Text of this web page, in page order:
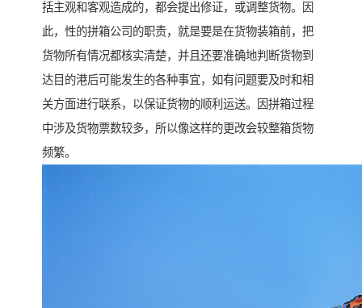
括主观和客观造成的，都会提出修证，或调整货物。因
此，性的拼箱公司的职责，就是要是在货物装箱前，把
货物所有情况都核实清楚，并且还要准确地判断货物到
达目的港后可能发生的各种事宜，如有问题要及时和相
关方面进行联系，以保证货物的顺利运送。因拼箱过程
中涉及货物票数较多，所以像这样的更改会较整箱货物
频繁。